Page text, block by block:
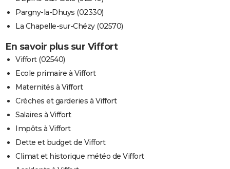
Pargny-la-Dhuys (02330)
La Chapelle-sur-Chézy (02570)
En savoir plus sur Viffort
Viffort (02540)
Ecole primaire à Viffort
Maternités à Viffort
Crèches et garderies à Viffort
Salaires à Viffort
Impôts à Viffort
Dette et budget de Viffort
Climat et historique météo de Viffort